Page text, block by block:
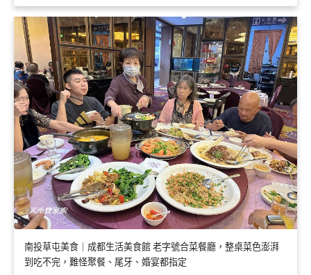
南投草屯美食｜成都生活美食館 老字號合菜餐廳，整桌菜色澎湃
到吃不完，難怪聚餐、尾牙、婚宴都指定